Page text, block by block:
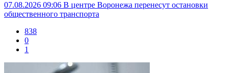
07.08.2026 09:06 В центре Воронежа перенесут остановки
общественного транспорта
838
0
1